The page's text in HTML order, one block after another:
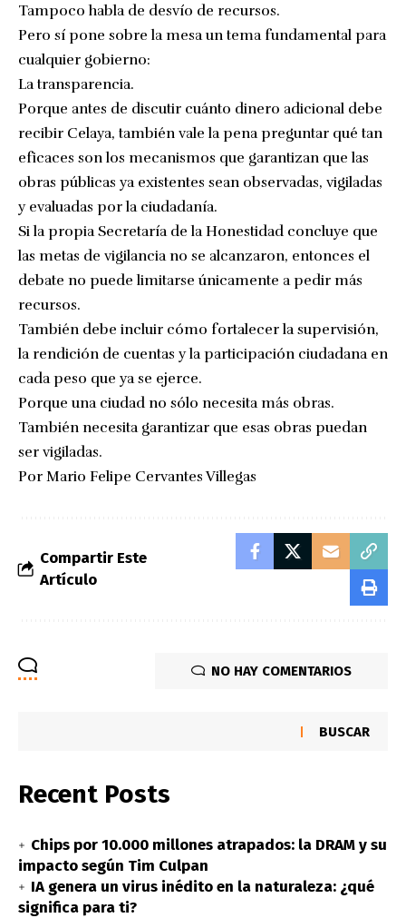
Tampoco habla de desvío de recursos.
Pero sí pone sobre la mesa un tema fundamental para
cualquier gobierno:
La transparencia.
Porque antes de discutir cuánto dinero adicional debe
recibir Celaya, también vale la pena preguntar qué tan
eficaces son los mecanismos que garantizan que las
obras públicas ya existentes sean observadas, vigiladas
y evaluadas por la ciudadanía.
Si la propia Secretaría de la Honestidad concluye que
las metas de vigilancia no se alcanzaron, entonces el
debate no puede limitarse únicamente a pedir más
recursos.
También debe incluir cómo fortalecer la supervisión,
la rendición de cuentas y la participación ciudadana en
cada peso que ya se ejerce.
Porque una ciudad no sólo necesita más obras.
También necesita garantizar que esas obras puedan
ser vigiladas.
Por Mario Felipe Cervantes Villegas
Compartir Este
Artículo
NO HAY COMENTARIOS
BUSCAR
Recent Posts
Chips por 10.000 millones atrapados: la DRAM y su
impacto según Tim Culpan
IA genera un virus inédito en la naturaleza: ¿qué
significa para ti?